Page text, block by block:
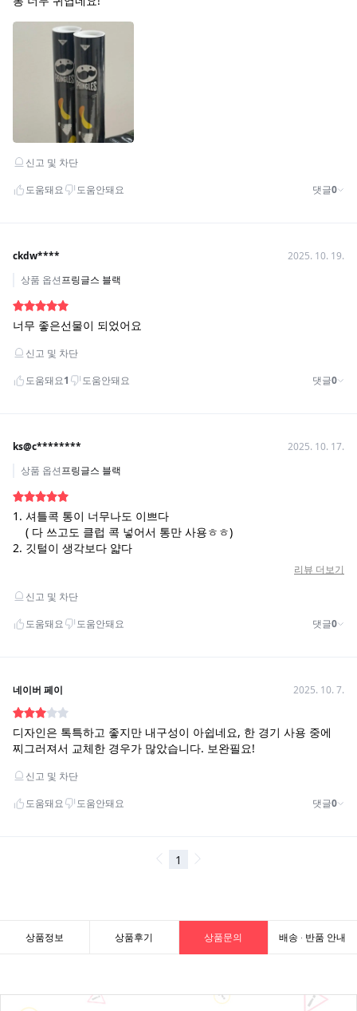
상품정보 상품후기 상품문의 배송 · 반품 안내